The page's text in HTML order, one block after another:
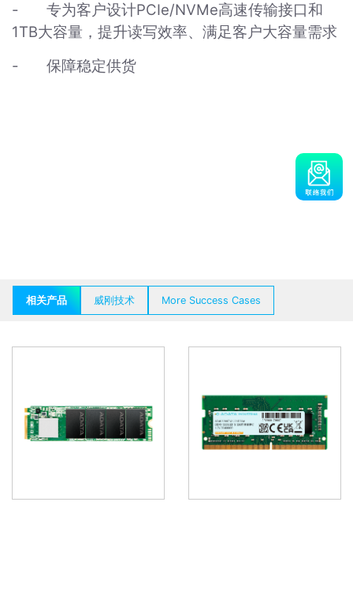
- 专为客户设计PCIe/NVMe高速传输接口和
1TB大容量，提升读写效率、满足客户大容量需求
- 保障稳定供货
相关产品 威刚技术 More Success Cases